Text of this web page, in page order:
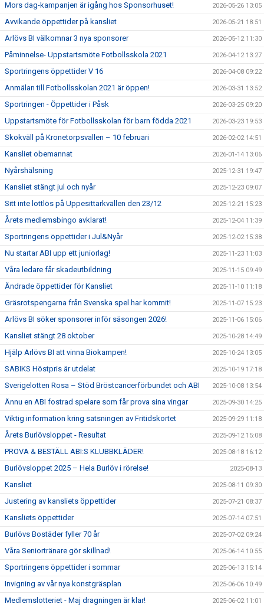
Mors dag-kampanjen är igång hos Sponsorhuset! 2026-05-26 13:05
Avvikande öppettider på kansliet 2026-05-21 18:51
Arlövs BI välkomnar 3 nya sponsorer 2026-05-12 11:30
Påminnelse- Uppstartsmöte Fotbollsskola 2021 2026-04-12 13:27
Sportringens öppettider V 16 2026-04-08 09:22
Anmälan till Fotbollsskolan 2021 är öppen! 2026-03-31 13:52
Sportringen - Öppettider i Påsk 2026-03-25 09:20
Uppstartsmöte för Fotbollsskolan för barn födda 2021 2026-03-23 19:53
Skokväll på Kronetorpsvallen – 10 februari 2026-02-02 14:51
Kansliet obemannat 2026-01-14 13:06
Nyårshälsning 2025-12-31 19:47
Kansliet stängt jul och nyår 2025-12-23 09:07
Sitt inte lottlös på Uppesittarkvällen den 23/12 2025-12-21 15:23
Årets medlemsbingo avklarat! 2025-12-04 11:39
Sportringens öppettider i Jul&Nyår 2025-12-02 15:38
Nu startar ABI upp ett juniorlag! 2025-11-23 11:03
Våra ledare får skadeutbildning 2025-11-15 09:49
Ändrade öppettider för Kansliet 2025-11-10 11:18
Gräsrotspengarna från Svenska spel har kommit! 2025-11-07 15:23
Arlövs BI söker sponsorer inför säsongen 2026! 2025-11-06 15:06
Kansliet stängt 28 oktober 2025-10-28 14:49
Hjälp Arlövs BI att vinna Biokampen! 2025-10-24 13:05
SABIKS Höstpris är utdelat 2025-10-19 17:18
Sverigelotten Rosa – Stöd Bröstcancerförbundet och ABI 2025-10-08 13:54
Ännu en ABI fostrad spelare som får prova sina vingar 2025-09-30 14:25
Viktig information kring satsningen av Fritidskortet 2025-09-29 11:18
Årets Burlövsloppet - Resultat 2025-09-12 15:08
PROVA & BESTÄLL ABI:S KLUBBKLÄDER! 2025-08-18 16:12
Burlövsloppet 2025 – Hela Burlöv i rörelse! 2025-08-13
Kansliet 2025-08-11 09:30
Justering av kansliets öppettider 2025-07-21 08:37
Kansliets öppettider 2025-07-14 07:51
Burlövs Bostäder fyller 70 år 2025-07-02 09:24
Våra Seniortränare gör skillnad! 2025-06-14 10:55
Sportringens öppettider i sommar 2025-06-13 15:14
Invigning av vår nya konstgräsplan 2025-06-06 10:49
Medlemslotteriet - Maj dragningen är klar! 2025-06-02 11:01